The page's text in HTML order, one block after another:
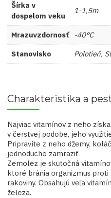
Šírka v
dospelom veku
1-1,5m
Mrazuvzdornosť -40°C
Stanovisko Polotieň,
Charakteristika a
Najviac vitamínov z neho
v čerstvej podobe, jeho
Pripravíte z neho džemy,
jednoducho zamraziť.
Zemolez je skutočná
ktoré bránia organizmus
rakoviny. Obsahujú veľa
železa.